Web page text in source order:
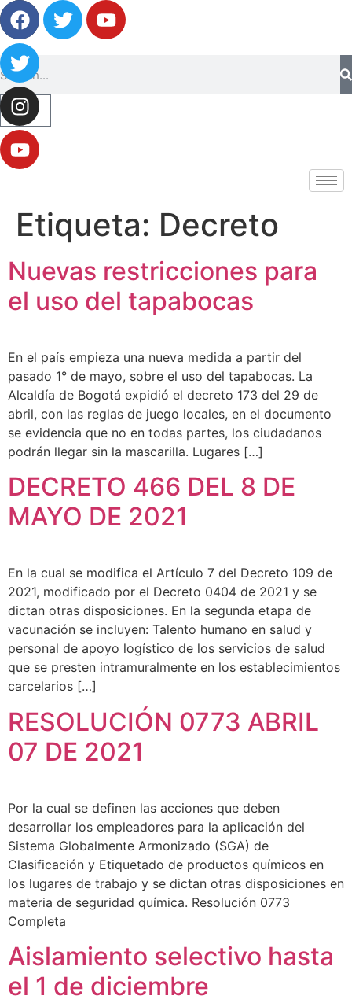
0
Etiqueta: Decreto
Nuevas restricciones para
el uso del tapabocas
En el país empieza una nueva medida a partir del
pasado 1° de mayo, sobre el uso del tapabocas. La
Alcaldía de Bogotá expidió el decreto 173 del 29 de
abril, con las reglas de juego locales, en el documento
se evidencia que no en todas partes, los ciudadanos
podrán llegar sin la mascarilla. Lugares […]
DECRETO 466 DEL 8 DE
MAYO DE 2021
En la cual se modifica el Artículo 7 del Decreto 109 de
2021, modificado por el Decreto 0404 de 2021 y se
dictan otras disposiciones. En la segunda etapa de
vacunación se incluyen: Talento humano en salud y
personal de apoyo logístico de los servicios de salud
que se presten intramuralmente en los establecimientos
carcelarios […]
RESOLUCIÓN 0773 ABRIL
07 DE 2021
Por la cual se definen las acciones que deben
desarrollar los empleadores para la aplicación del
Sistema Globalmente Armonizado (SGA) de
Clasificación y Etiquetado de productos químicos en
los lugares de trabajo y se dictan otras disposiciones en
materia de seguridad química. Resolución 0773
Completa
Aislamiento selectivo hasta
el 1 de diciembre